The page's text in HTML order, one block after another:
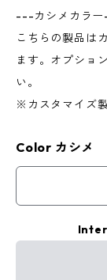
---カシメカラ
こちらの製品は
ます。オプショ
い。
※カスタマイズ
Color カシメ